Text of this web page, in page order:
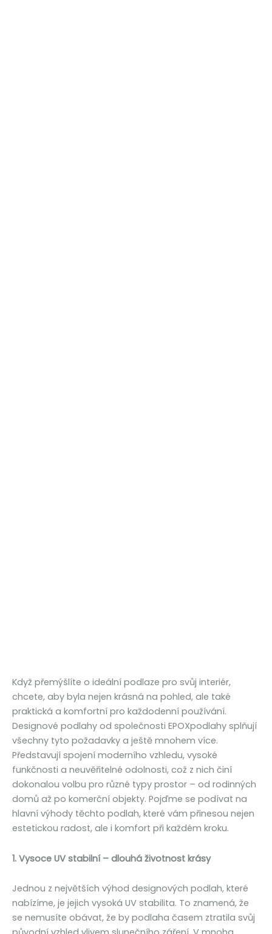
Když přemýšlíte o ideální podlaze pro svůj interiér,
chcete, aby byla nejen krásná na pohled, ale také
praktická a komfortní pro každodenní používání.
Designové podlahy od společnosti EPOXpodlahy splňují
všechny tyto požadavky a ještě mnohem více.
Představují spojení moderního vzhledu, vysoké
funkčnosti a neuvěřitelné odolnosti, což z nich činí
dokonalou volbu pro různé typy prostor – od rodinných
domů až po komerční objekty. Pojďme se podívat na
hlavní výhody těchto podlah, které vám přinesou nejen
estetickou radost, ale i komfort při každém kroku.
1. Vysoce UV stabilní – dlouhá životnost krásy
Jednou z největších výhod designových podlah, které
nabízíme, je jejich vysoká UV stabilita. To znamená, že
se nemusíte obávat, že by podlaha časem ztratila svůj